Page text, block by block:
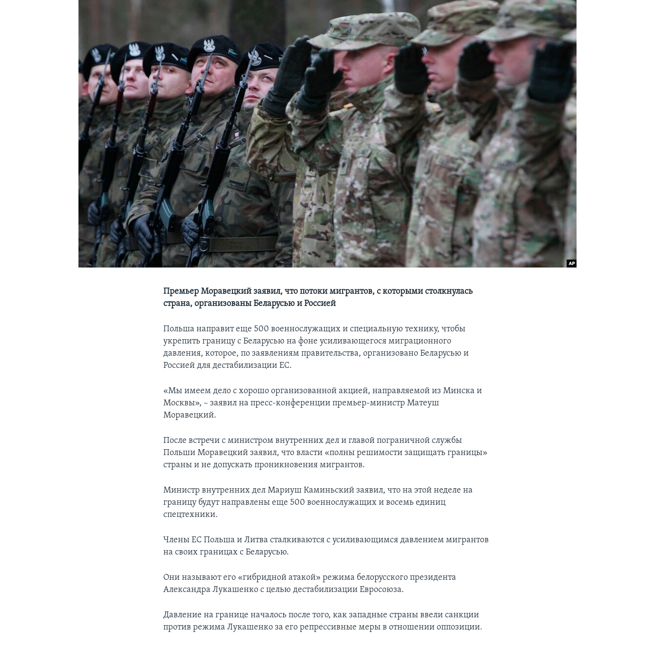
Премьер Моравецкий заявил, что потоки мигрантов, с которыми столкнулась
страна, организованы Беларусью и Россией
Польша направит еще 500 военнослужащих и специальную технику, чтобы
укрепить границу с Беларусью на фоне усиливающегося миграционного
давления, которое, по заявлениям правительства, организовано Беларусью и
Россией для дестабилизации ЕС.
«Мы имеем дело с хорошо организованной акцией, направляемой из Минска и
Москвы», – заявил на пресс-конференции премьер-министр Матеуш
Моравецкий.
После встречи с министром внутренних дел и главой пограничной службы
Польши Моравецкий заявил, что власти «полны решимости защищать границы»
страны и не допускать проникновения мигрантов.
Министр внутренних дел Мариуш Каминьский заявил, что на этой неделе на
границу будут направлены еще 500 военнослужащих и восемь единиц
спецтехники.
Члены ЕС Польша и Литва сталкиваются с усиливающимся давлением мигрантов
на своих границах с Беларусью.
Они называют его «гибридной атакой» режима белорусского президента
Александра Лукашенко с целью дестабилизации Евросоюза.
Давление на границе началось после того, как западные страны ввели санкции
против режима Лукашенко за его репрессивные меры в отношении оппозиции.